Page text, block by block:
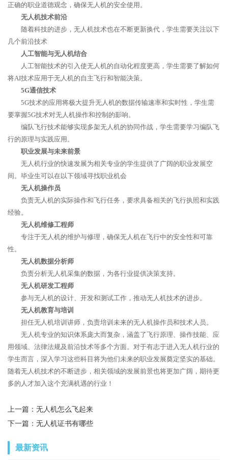
正确的职业道德观念，确保无人机的安全使用。
无人机技术前沿
随着科技的进步，无人机技术也在不断更新换代，学生需要关注以下
几个前沿技术
人工智能与无人机结合
人工智能技术的引入使无人机的自动化程度更高，学生需要了解如何
将AI技术应用于无人机的自主飞行和智能决策。
5G通信技术
5G技术的应用将极大提升无人机的数据传输速率和实时性，学生需
要掌握5G技术对无人机操作和控制的影响。
编队飞行技术能够实现多架无人机的协同作战，学生需要学习编队飞
行的原理与实践应用。
职业发展与未来前景
无人机行业的快速发展为相关专业的学生提供了广阔的职业发展空
间。毕业生可以在以下领域寻找职业机会
无人机操作员
负责无人机的实际操作和飞行任务，要求具备相关的飞行执照和实践
经验。
无人机维修工程师
专注于无人机的维护与修理，确保无人机在飞行中的安全性和可靠
性。
无人机数据分析师
负责分析无人机采集的数据，为各行业提供决策支持。
无人机研发工程师
参与无人机的设计、开发和测试工作，推动无人机技术的进步。
无人机教育与培训
担任无人机培训讲师，负责培训未来的无人机操作员和技术人员。
无人机专业的知识体系庞大而复杂，涵盖了飞行原理、操作技能、应
用领域、法律法规及前沿技术等多个方面。对于有志于进入无人机行业的
学生而言，深入学习这些科目将为他们未来的职业发展奠定坚实的基础。
随着无人机技术的不断进步，相关领域的发展前景也将更加广阔，期待更
多的人才加入这个充满机遇的行业！
上一篇： 无人机怎么飞起来
下一篇： 无人机证书有哪些
最新资讯